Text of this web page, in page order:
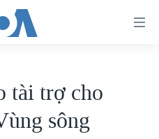
tài trợ cho
sông